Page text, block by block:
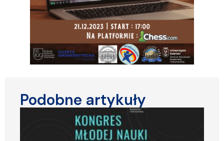
Podobne artykuły